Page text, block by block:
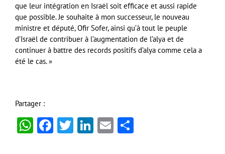
que leur intégration en Israël soit efficace et aussi rapide
que possible. Je souhaite à mon successeur, le nouveau
ministre et député, Ofir Sofer, ainsi qu’à tout le peuple
d’Israël de contribuer à l’augmentation de l’alya et de
continuer à battre des records positifs d’alya comme cela a
été le cas. »
Partager :
WhatsApp
Facebook
Twitter
LinkedIn
Email